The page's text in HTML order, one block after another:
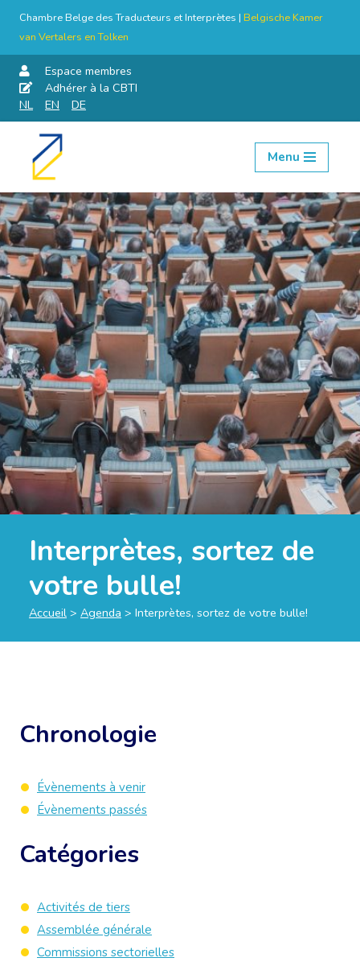
Chambre Belge des Traducteurs et Interprètes | Belgische Kamer
van Vertalers en Tolken
Espace membres
Adhérer à la CBTI
NL
EN DE
Aller
contenu
Menu
Interprètes, sortez de
votre bulle!
Accueil > Agenda > Interprètes, sortez de votre bulle!
Chronologie
Évènements à venir
Évènements passés
Catégories
Activités de tiers
Assemblée générale
Commissions sectorielles